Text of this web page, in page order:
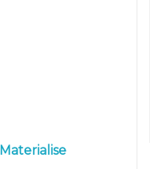
Materialise